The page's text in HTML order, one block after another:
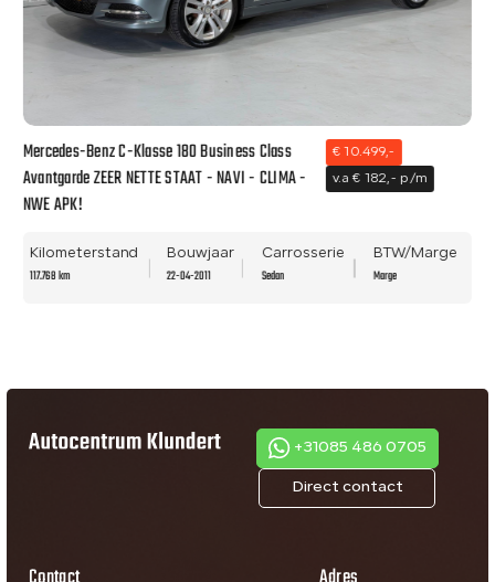
Mercedes-Benz C-Klasse 180 Business Class
Avantgarde ZEER NETTE STAAT - NAVI - CLIMA -
NWE APK!
€ 10.499,-
v.a € 182,- p/m
Kilometerstand
117.768 km
Bouwjaar
22-04-2011
Carrosserie
Sedan
BTW/Marge
Marge
Direct contact
+31085 486 0705